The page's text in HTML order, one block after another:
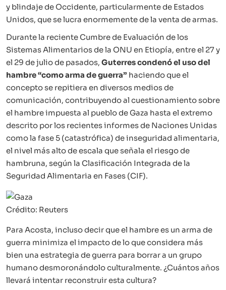
y blindaje de Occidente, particularmente de Estados
Unidos, que se lucra enormemente de la venta de armas.
Durante la reciente Cumbre de Evaluación de los
Sistemas Alimentarios de la ONU en Etiopía, entre el 27 y
el 29 de julio de pasados, Guterres condenó el uso del
hambre “como arma de guerra” haciendo que el
concepto se repitiera en diversos medios de
comunicación, contribuyendo al cuestionamiento sobre
el hambre impuesta al pueblo de Gaza hasta el extremo
descrito por los recientes informes de Naciones Unidas
como la fase 5 (catastrófica) de inseguridad alimentaria,
el nivel más alto de escala que señala el riesgo de
hambruna, según la Clasificación Integrada de la
Seguridad Alimentaria en Fases (CIF).
Crédito: Reuters
Para Acosta, incluso decir que el hambre es un arma de
guerra minimiza el impacto de lo que considera más
bien una estrategia de guerra para borrar a un grupo
humano desmoronándolo culturalmente. ¿Cuántos años
llevará intentar reconstruir esta cultura?